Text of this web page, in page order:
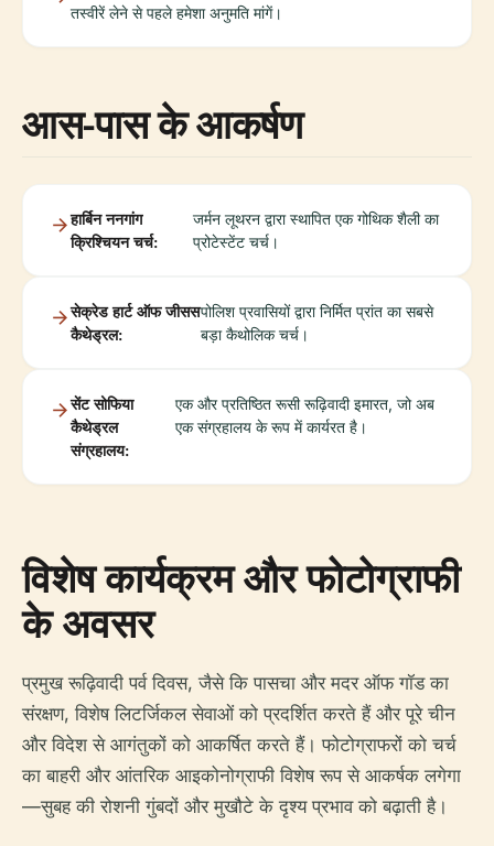
तस्वीरें लेने से पहले हमेशा अनुमति मांगें।
आस-पास के आकर्षण
हार्बिन ननगांग
क्रिश्चियन चर्च:
जर्मन लूथरन द्वारा स्थापित एक गोथिक शैली का
प्रोटेस्टेंट चर्च।
सेक्रेड हार्ट ऑफ जीसस
कैथेड्रल:
पोलिश प्रवासियों द्वारा निर्मित प्रांत का सबसे
बड़ा कैथोलिक चर्च।
सेंट सोफिया
कैथेड्रल
संग्रहालय:
एक और प्रतिष्ठित रूसी रूढ़िवादी इमारत, जो अब
एक संग्रहालय के रूप में कार्यरत है।
विशेष कार्यक्रम और फोटोग्राफी
के अवसर
प्रमुख रूढ़िवादी पर्व दिवस, जैसे कि पासचा और मदर ऑफ गॉड का
संरक्षण, विशेष लिटर्जिकल सेवाओं को प्रदर्शित करते हैं और पूरे चीन
और विदेश से आगंतुकों को आकर्षित करते हैं। फोटोग्राफरों को चर्च
का बाहरी और आंतरिक आइकोनोग्राफी विशेष रूप से आकर्षक लगेगा
—सुबह की रोशनी गुंबदों और मुखौटे के दृश्य प्रभाव को बढ़ाती है।